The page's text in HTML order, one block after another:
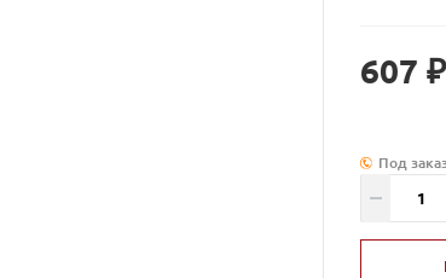
607 ₽
Под